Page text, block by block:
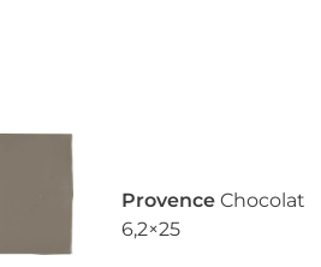
Provence Chocolat
6,2×25